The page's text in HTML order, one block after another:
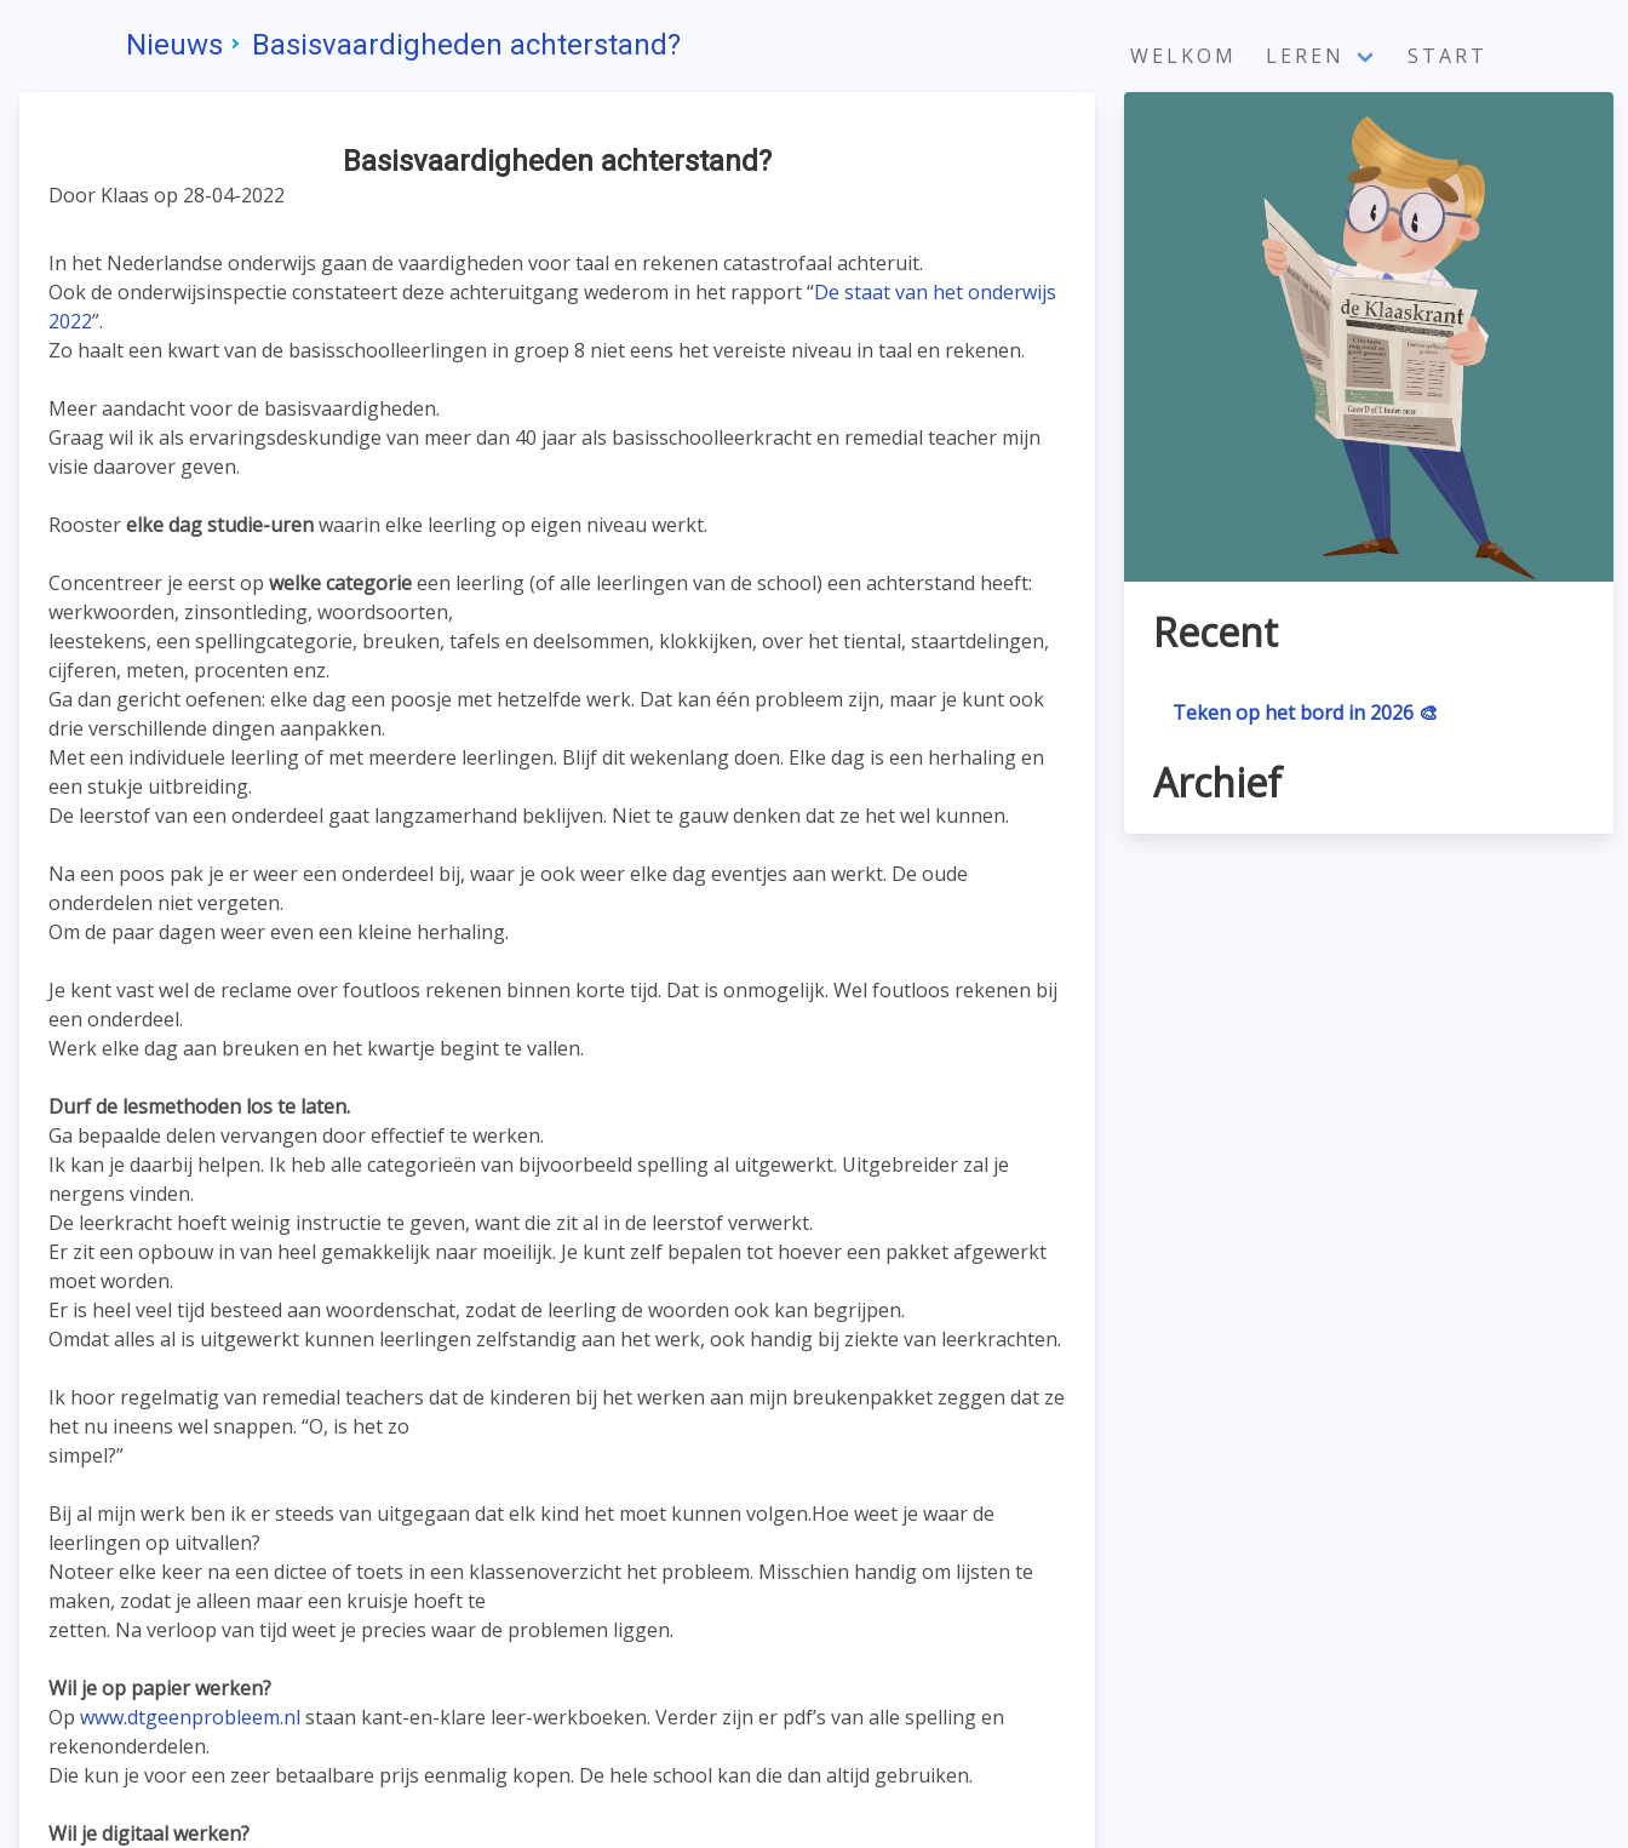
Nieuws Basisvaardigheden achterstand? WELKOM LEREN START
Basisvaardigheden achterstand?
Door Klaas op 28-04-2022
In het Nederlandse onderwijs gaan de vaardigheden voor taal en rekenen catastrofaal achteruit.
Ook de onderwijsinspectie constateert deze achteruitgang wederom in het rapport “De staat van het onderwijs
2022”.
Zo haalt een kwart van de basisschoolleerlingen in groep 8 niet eens het vereiste niveau in taal en rekenen.
Meer aandacht voor de basisvaardigheden.
Graag wil ik als ervaringsdeskundige van meer dan 40 jaar als basisschoolleerkracht en remedial teacher mijn
visie daarover geven.
Roosterelke dag studie-urenwaarin elke leerling op eigen niveau werkt.
Concentreer je eerst op welke categorieeen leerling (of alle leerlingen van de school) een achterstand heeft:
werkwoorden, zinsontleding, woordsoorten,
leestekens, een spellingcategorie, breuken, tafels en deelsommen, klokkijken, over het tiental, staartdelingen,
cijferen, meten, procenten enz.
Ga dan gericht oefenen: elke dag een poosje met hetzelfde werk. Dat kan één probleem zijn, maar je kunt ook
drie verschillende dingen aanpakken.
Met een individuele leerling of met meerdere leerlingen. Blijf dit wekenlang doen. Elke dag is een herhaling en
een stukje uitbreiding.
De leerstof van een onderdeel gaat langzamerhand beklijven. Niet te gauw denken dat ze het wel kunnen.
Na een poos pak je er weer een onderdeel bij, waar je ook weer elke dag eventjes aan werkt. De oude
onderdelen niet vergeten.
Om de paar dagen weer even een kleine herhaling.
Je kent vast wel de reclame over foutloos rekenen binnen korte tijd. Dat is onmogelijk. Wel foutloos rekenen bij
een onderdeel.
Werk elke dag aan breuken en het kwartje begint te vallen.
Durf de lesmethoden los te laten.
Ga bepaalde delen vervangen door effectief te werken.
Ik kan je daarbij helpen. Ik heb alle categorieën van bijvoorbeeld spelling al uitgewerkt. Uitgebreider zal je
nergens vinden.
De leerkracht hoeft weinig instructie te geven, want die zit al in de leerstof verwerkt.
Er zit een opbouw in van heel gemakkelijk naar moeilijk. Je kunt zelf bepalen tot hoever een pakket afgewerkt
moet worden.
Er is heel veel tijd besteed aan woordenschat, zodat de leerling de woorden ook kan begrijpen.
Omdat alles al is uitgewerkt kunnen leerlingen zelfstandig aan het werk, ook handig bij ziekte van leerkrachten.
Ik hoor regelmatig van remedial teachers dat de kinderen bij het werken aan mijn breukenpakket zeggen dat ze
het nu ineens wel snappen. “O, is het zo
simpel?”
Bij al mijn werk ben ik er steeds van uitgegaan dat elk kind het moet kunnen volgen.Hoe weet je waar de
leerlingen op uitvallen?
Noteer elke keer na een dictee of toets in een klassenoverzicht het probleem. Misschien handig om lijsten te
maken, zodat je alleen maar een kruisje hoeft te
zetten. Na verloop van tijd weet je precies waar de problemen liggen.
Wil je op papier werken?
Op www.dtgeenprobleem.nl staan kant-en-klare leer-werkboeken. Verder zijn er pdf’s van alle spelling en
rekenonderdelen.
Die kun je voor een zeer betaalbare prijs eenmalig kopen. De hele school kan die dan altijd gebruiken.
Wil je digitaal werken?
Recent
Teken op het bord in 2026 🎨
Archief